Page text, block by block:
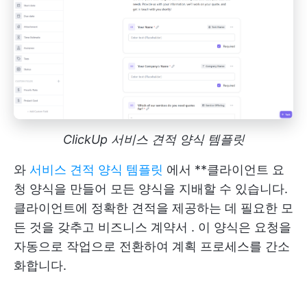
ClickUp 서비스 견적 양식 템플릿
와 서비스 견적 양식 템플릿 에서 **클라이언트 요
청 양식을 만들어 모든 양식을 지배할 수 있습니다.
클라이언트에 정확한 견적을 제공하는 데 필요한 모
든 것을 갖추고 비즈니스 계약서 . 이 양식은 요청을
자동으로 작업으로 전환하여 계획 프로세스를 간소
화합니다.